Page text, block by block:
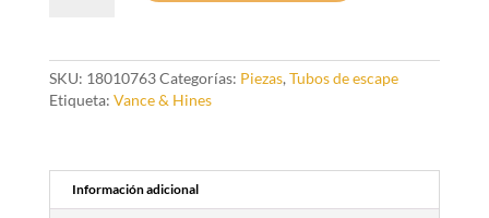
ONS
MATTE
SKU: 18010763Categorías: Piezas, Tubos de escape
Etiqueta: Vance & Hines
Información adicional